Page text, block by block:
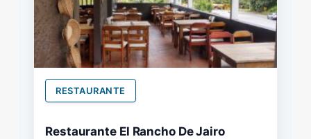
RESTAURANTE
Restaurante El Rancho De Jairo